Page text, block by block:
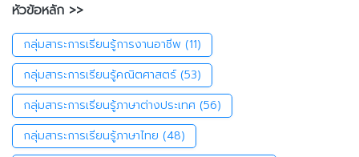
หัวข้อหลัก >>
กลุ่มสาระการเรียนรู้การงานอาชีพ (11)
กลุ่มสาระการเรียนรู้คณิตศาสตร์ (53)
กลุ่มสาระการเรียนรู้ภาษาต่างประเทศ (56)
กลุ่มสาระการเรียนรู้ภาษาไทย (48)